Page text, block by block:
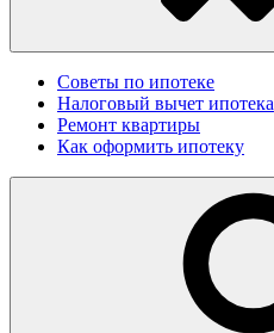
Советы по ипотеке
Налоговый вычет ипотека
Ремонт квартиры
Как оформить ипотеку